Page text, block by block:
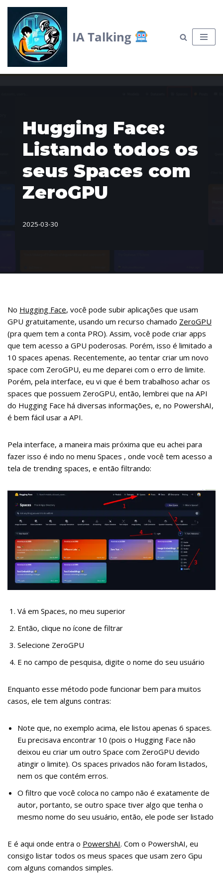
Skip
to
content
IA Talking
Hugging Face:
Listando todos os
seus Spaces com
ZeroGPU
2025-03-30
No Hugging Face, você pode subir aplicações que usam
GPU gratuitamente, usando um recurso chamado ZeroGPU
(pra quem tem a conta PRO). Assim, você pode criar apps
que tem acesso a GPU poderosas. Porém, isso é limitado a
10 spaces apenas. Recentemente, ao tentar criar um novo
space com ZeroGPU, eu me deparei com o erro de limite.
Porém, pela interface, eu vi que é bem trabalhoso achar os
spaces que possuem ZeroGPU, então, lembrei que na API
do Hugging Face há diversas informações, e, no PowershAI,
é bem fácil usar a API.
Pela interface, a maneira mais próxima que eu achei para
fazer isso é indo no menu Spaces , onde você tem acesso a
tela de trending spaces, e então filtrando:
Vá em Spaces, no meu superior
Então, clique no ícone de filtrar
Selecione ZeroGPU
E no campo de pesquisa, digite o nome do seu usuário
Enquanto esse método pode funcionar bem para muitos
casos, ele tem alguns contras:
Note que, no exemplo acima, ele listou apenas 6 spaces.
Eu precisava encontrar 10 (pois o Hugging Face não
deixou eu criar um outro Space com ZeroGPU devido
atingir o limite). Os spaces privados não foram listados,
nem os que contém erros.
O filtro que você coloca no campo não é exatamente de
autor, portanto, se outro space tiver algo que tenha o
mesmo nome do seu usuário, então, ele pode ser listado
E é aqui onde entra o PowershAI. Com o PowershAI, eu
consigo listar todos os meus spaces que usam zero Gpu
com alguns comandos simples.